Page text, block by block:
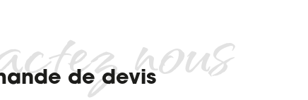
nous
de devis